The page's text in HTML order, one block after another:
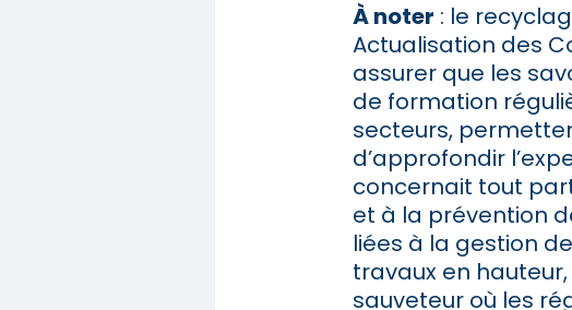
À noter : le
Actualisation des
assurer que les
de formation
secteurs,
d’approfondir
concernait tout
et à la prévention
liées à la gestion
travaux en
sauveteur où les